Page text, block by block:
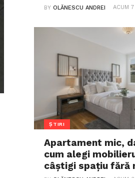
BYOLĂNESCU ANDREI ACUM
ȘTIRI
Apartament mic,
cum alegi
câștigi spațiu fără